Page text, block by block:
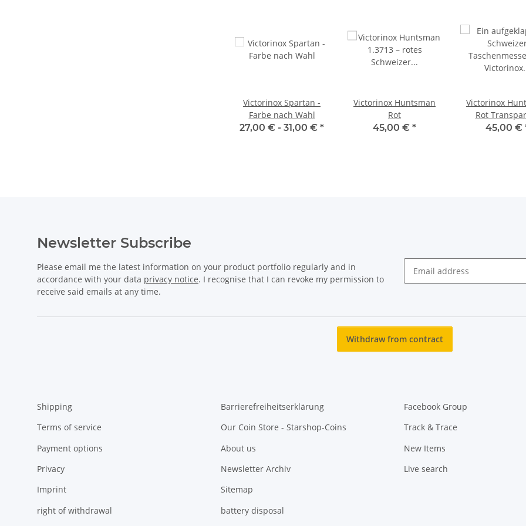
Victorinox Spartan -
Farbe nach Wahl
27,00 € - 31,00 € *
Victorinox Huntsman
Rot
45,00 € *
Victorinox
Rot
45,00 €
Newsletter Subscribe
Please email me the latest information on your product portfolio regularly and in
accordance with your data privacy notice. I recognise that I can revoke my permission to
receive said emails at any time.
Withdraw from contract
Shipping
Terms of service
Payment options
Privacy
Imprint
right of withdrawal
Barrierefreiheitserklärung
Our Coin Store - Starshop-Coins
About us
Newsletter Archiv
Sitemap
battery disposal
Facebook Group
Track & Trace
New Items
Live search